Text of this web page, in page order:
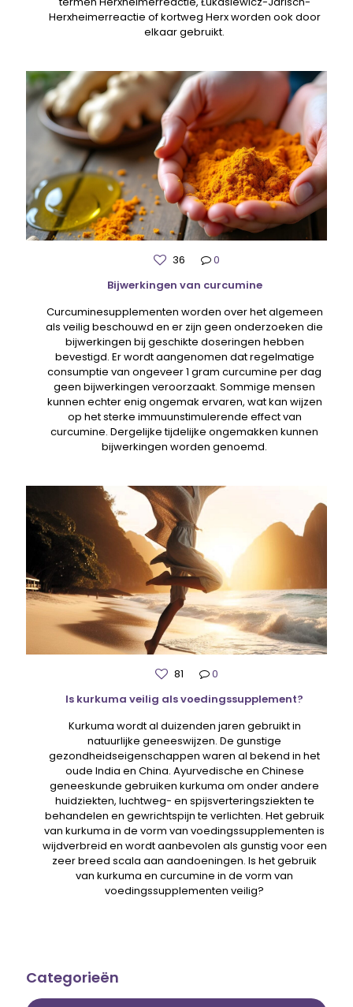
Herxheimerreactie of kortweg Herx worden ook door
elkaar gebruikt.
36
0
Bijwerkingen van curcumine
Curcuminesupplementen worden over het algemeen
als veilig beschouwd en er zijn geen onderzoeken die
bijwerkingen bij geschikte doseringen hebben
bevestigd. Er wordt aangenomen dat regelmatige
consumptie van ongeveer 1 gram curcumine per dag
geen bijwerkingen veroorzaakt. Sommige mensen
kunnen echter enig ongemak ervaren, wat kan wijzen
op het sterke immuunstimulerende effect van
curcumine. Dergelijke tijdelijke ongemakken kunnen
bijwerkingen worden genoemd.
81
0
Is kurkuma veilig als voedingssupplement?
Kurkuma wordt al duizenden jaren gebruikt in
natuurlijke geneeswijzen. De gunstige
gezondheidseigenschappen waren al bekend in het
oude India en China. Ayurvedische en Chinese
geneeskunde gebruiken kurkuma om onder andere
huidziekten, luchtweg- en spijsverteringsziekten te
behandelen en gewrichtspijn te verlichten. Het gebruik
van kurkuma in de vorm van voedingssupplementen is
wijdverbreid en wordt aanbevolen als gunstig voor een
zeer breed scala aan aandoeningen. Is het gebruik
van kurkuma en curcumine in de vorm van
voedingssupplementen veilig?
Categorieën